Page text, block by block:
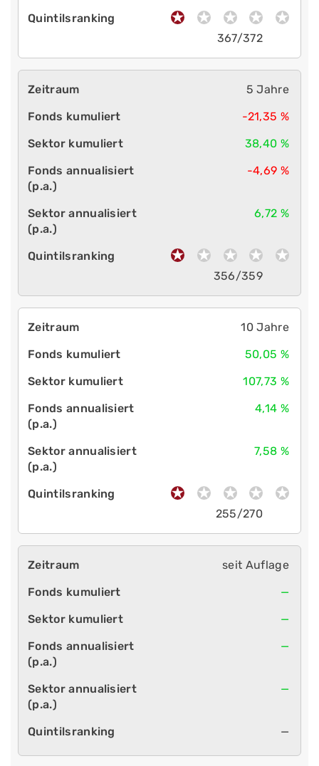
367/372
5 Jahre
-21,35 %
38,40 %
-4,69 %
6,72 %
356/359
10 Jahre
50,05 %
107,73 %
4,14 %
7,58 %
255/270
seit Auflage
—
—
—
—
—